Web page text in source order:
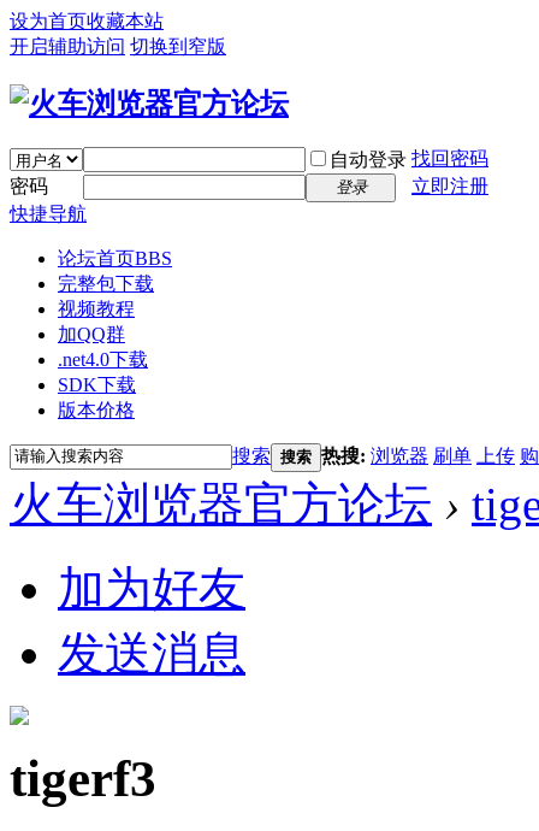
设为首页收藏本站
开启辅助访问 切换到窄版
自动登录 找回密码
密码
登录
立即注册
快捷导航
论坛首页BBS
完整包下载
视频教程
加QQ群
.net4.0下载
SDK下载
版本价格
搜索 搜索 热搜: 浏览器 刷单 上传
火车浏览器官方论坛 ›
加为好友
发送消息
tigerf3